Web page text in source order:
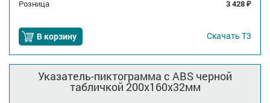
Розница 3 428 ₽
В корзину Скачать Т3
Указатель-пиктограмма с ABS черной
табличкой 200x160x32мм